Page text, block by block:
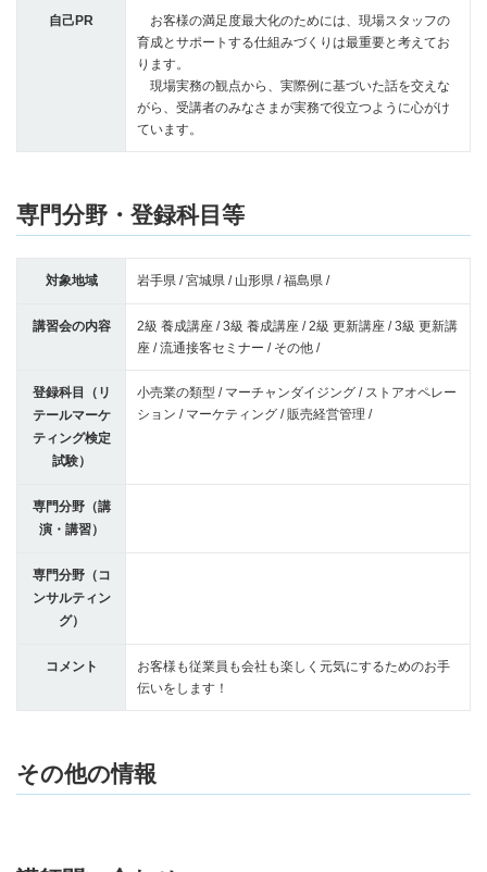
自己PR
お客様の満足度最大化のためには、現場スタッフの
育成とサポートする仕組みづくりは最重要と考えてお
ります。
現場実務の観点から、実際例に基づいた話を交えな
がら、受講者のみなさまが実務で役立つように心がけ
ています。
専門分野・登録科目等
対象地域 岩手県 / 宮城県 / 山形県 / 福島県 /
講習会の内容
2級 養成講座 / 3級 養成講座 / 2級 更新講座 / 3級 更新講
座 / 流通接客セミナー / その他 /
登録科目（リ
テールマーケ
ティング検定
試験）
小売業の類型 / マーチャンダイジング / ストアオペレー
ション / マーケティング / 販売経営管理 /
専門分野（講
演・講習）
専門分野（コ
ンサルティン
グ）
コメント
お客様も従業員も会社も楽しく元気にするためのお手
伝いをします！
その他の情報